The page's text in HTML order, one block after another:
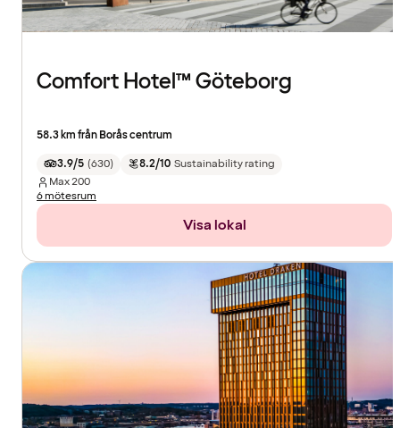
Comfort Hotel™ Göteborg
58.3 km från Borås centrum
3.9/5 (630) 8.2/10 Sustainability rating
Max200
6 mötesrum
Visa lokal